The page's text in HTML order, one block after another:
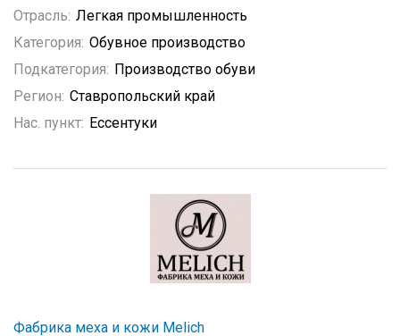
Отрасль: Легкая промышленность
Категория: Обувное производство
Подкатегория: Производство обуви
Регион: Ставропольский край
Нас. пункт: Ессентуки
Фабрика меха и кожи Melich